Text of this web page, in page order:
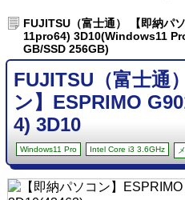
FUJITSU（富士通） 【即納パ
11pro64) 3D10(Windows11
GB/SSD 256GB)
FUJITSU（富士通
ン】ESPRIMO
4) 3D10
Windows11 Pro Intel Core i3 3.6GHz